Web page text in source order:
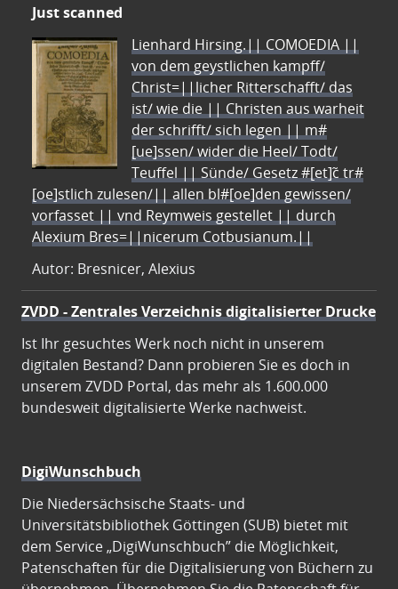
Just scanned
Lienhard Hirsing.|| COMOEDIA ||
von dem geystlichen kampff/
Christ=||licher Ritterschafft/ das
ist/ wie die || Christen aus warheit
der schrifft/ sich legen || m#
[ue]ssen/ wider die Heel/ Todt/
Teuffel || Sünde/ Gesetz #[et]c̃ tr#
[oe]stlich zulesen/|| allen bl#[oe]den gewissen/
vorfasset || vnd Reymweis gestellet || durch
Alexium Bres=||nicerum Cotbusianum.||
Autor: Bresnicer, Alexius
ZVDD - Zentrales Verzeichnis digitalisierter Drucke
Ist Ihr gesuchtes Werk noch nicht in unserem
digitalen Bestand? Dann probieren Sie es doch in
unserem ZVDD Portal, das mehr als 1.600.000
bundesweit digitalisierte Werke nachweist.
DigiWunschbuch
Die Niedersächsische Staats- und
Universitätsbibliothek Göttingen (SUB) bietet mit
dem Service „DigiWunschbuch” die Möglichkeit,
Patenschaften für die Digitalisierung von Büchern zu